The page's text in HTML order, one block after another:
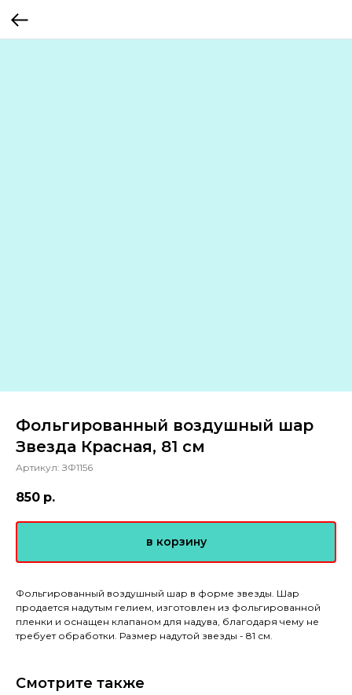
Фольгированный воздушный шар
Звезда Красная, 81 см
Артикул: ЗФ1156
850 р.
в корзину
Фольгированный воздушный шар в форме звезды. Шар
продается надутым гелием, изготовлен из фольгированной
пленки и оснащен клапаном для надува, благодаря чему не
требует обработки. Размер надутой звезды - 81 см.
Смотрите также